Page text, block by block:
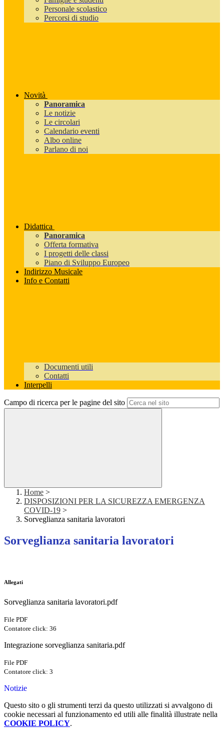
Personale scolastico
Percorsi di studio
Novità
Panoramica
Le notizie
Le circolari
Calendario eventi
Albo online
Parlano di noi
Didattica
Panoramica
Offerta formativa
I progetti delle classi
Piano di Sviluppo Europeo
Indirizzo Musicale
Info e Contatti
Documenti utili
Contatti
Interpelli
Campo di ricerca per le pagine del sito
Home >
DISPOSIZIONI PER LA SICUREZZA EMERGENZA
COVID-19 >
Sorveglianza sanitaria lavoratori
Sorveglianza sanitaria lavoratori
Allegati
Sorveglianza sanitaria lavoratori.pdf
File PDF
Contatore click: 36
Integrazione sorveglianza sanitaria.pdf
File PDF
Contatore click: 3
Notizie
Questo sito o gli strumenti terzi da questo utilizzati si avvalgono di
cookie necessari al funzionamento ed utili alle finalità illustrate nella
COOKIE POLICY.